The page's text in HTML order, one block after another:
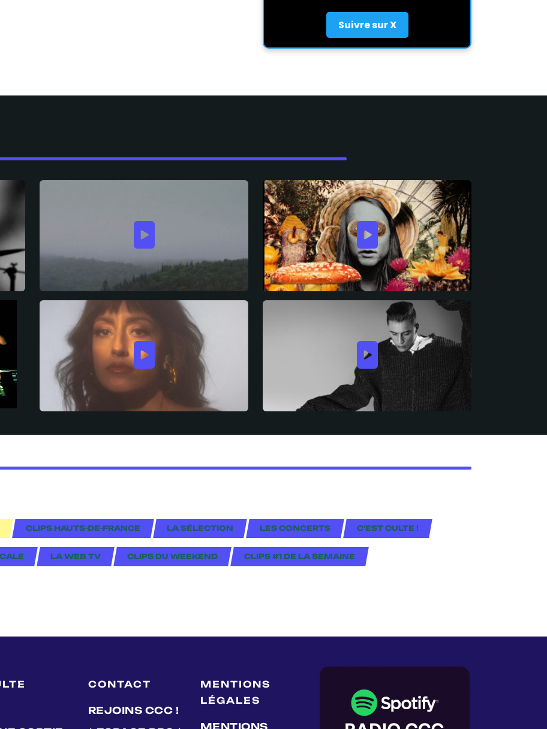
Suivre sur X
CLIPS HAUTS-DE-FRANCE LA SÉLECTION LES CONCERTS C'EST CULTE !
LA WEB TV CLIPS DU WEEKEND CLIPS #1 DE LA SEMAINE
CONTACT
REJOINS CCC !
MENTIONS
LÉGALES
MENTIONS